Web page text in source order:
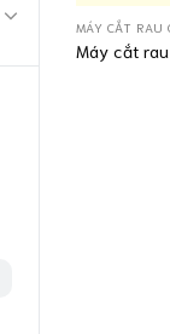
MÁY CẮT RAU
Máy cắt